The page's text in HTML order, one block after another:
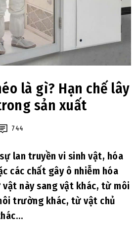
là gì? Hạn chế lây
sản xuất
744
lan truyền vi sinh vật, hóa
các chất gây ô nhiễm hóa
này sang vật khác, từ môi
trường khác, từ vật chủ